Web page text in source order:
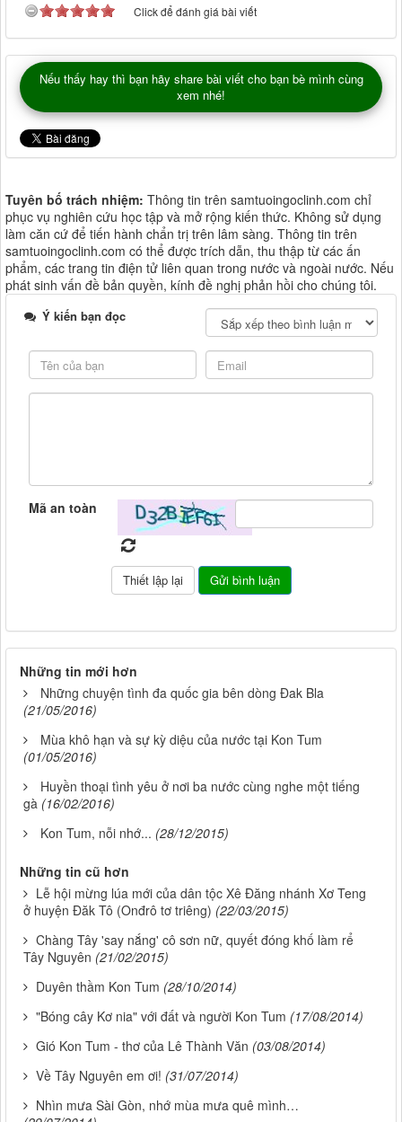
Click để đánh giá bài viết
Nếu thấy hay thì bạn hãy share bài viết cho bạn bè mình cùng
xem nhé!
Tuyên bố trách nhiệm: Thông tin trên samtuoingoclinh.com chỉ
phục vụ nghiên cứu học tập và mở rộng kiến thức. Không sử dụng
làm căn cứ để tiến hành chẩn trị trên lâm sàng. Thông tin trên
samtuoingoclinh.com có thể được trích dẫn, thu thập từ các ấn
phẩm, các trang tin điện tử liên quan trong nước và ngoài nước. Nếu
phát sinh vấn đề bản quyền, kính đề nghị phản hồi cho chúng tôi.
Ý kiến bạn đọc
Mã an toàn
Những tin mới hơn
Những chuyện tình đa quốc gia bên dòng Đak Bla
(21/05/2016)
Mùa khô hạn và sự kỳ diệu của nước tại Kon Tum
(01/05/2016)
Huyền thoại tình yêu ở nơi ba nước cùng nghe một tiếng
gà (16/02/2016)
Kon Tum, nỗi nhớ... (28/12/2015)
Những tin cũ hơn
Lễ hội mừng lúa mới của dân tộc Xê Đăng nhánh Xơ Teng
ở huyện Đăk Tô (Onđrô tơ triêng) (22/03/2015)
Chàng Tây 'say nắng' cô sơn nữ, quyết đóng khố làm rể
Tây Nguyên (21/02/2015)
Duyên thầm Kon Tum (28/10/2014)
"Bóng cây Kơ nia" với đất và người Kon Tum (17/08/2014)
Gió Kon Tum - thơ của Lê Thành Văn (03/08/2014)
Về Tây Nguyên em ơi! (31/07/2014)
Nhìn mưa Sài Gòn, nhớ mùa mưa quê mình…